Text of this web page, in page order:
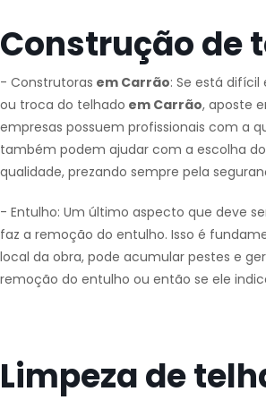
Construção de
- Construtoras em Carrão: Se está
ou troca do telhado em Carrão, aposte
empresas possuem profissionais com a
também podem ajudar com a escolha
qualidade, prezando sempre pela
- Entulho: Um último aspecto que deve
faz a remoção do entulho. Isso é
local da obra, pode acumular pestes e
remoção do entulho ou então se ele
Limpeza de